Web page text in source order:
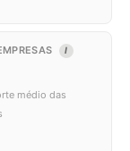
I
médio das